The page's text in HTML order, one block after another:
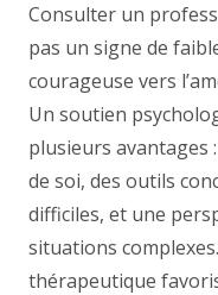
Consulter un
pas un signe de
courageuse vers
Un soutien
plusieurs avantages
de soi, des outils
difficiles, et une
situations
thérapeutique